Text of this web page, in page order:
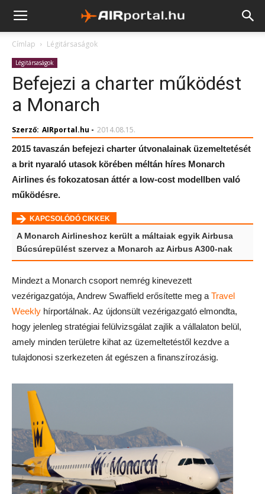
Címlap Légitársaságok
Légitársaságok
Befejezi a charter működést
a Monarch
Szerző: AIRportal.hu - 2014.08.15.
2015 tavaszán befejezi charter útvonalainak üzemeltetését
a brit nyaraló utasok körében méltán híres Monarch
Airlines és fokozatosan áttér a low-cost modellben való
működésre.
KAPCSOLÓDÓ CIKKEK
A Monarch Airlineshoz került a máltaiak egyik Airbusa
Búcsúrepülést szervez a Monarch az Airbus A300-nak
Mindezt a Monarch csoport nemrég kinevezett
vezérigazgatója, Andrew Swaffield erősítette meg a Travel
Weekly hírportálnak. Az újdonsült vezérigazgató elmondta,
hogy jelenleg stratégiai felülvizsgálat zajlik a vállalaton belül,
amely minden területre kihat az üzemeltetéstől kezdve a
tulajdonosi szerkezeten át egészen a finanszírozásig.